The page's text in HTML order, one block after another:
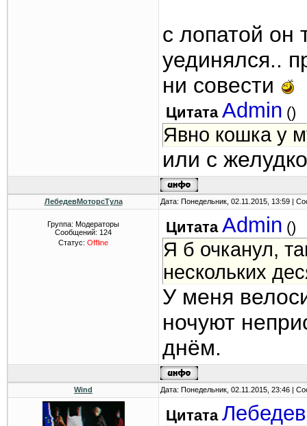
с лопатой он
уединялся..
ни совести
Цитата Admin ()
Явно кошка у
или с
ЛебедевМоторсТула Дата: Понедельник, 02.11.2015, 13:59 |
Группа: Модераторы
Сообщений: 124
Статус: Offline
Цитата Admin ()
Я б очканул,
нескольких
У меня
ночуют
днём.
Wind Дата: Понедельник, 02.11.2015, 23:46 |
Цитата